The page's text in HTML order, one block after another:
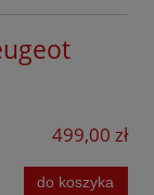
499,00 zł
do koszyka